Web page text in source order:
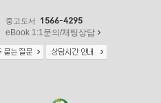
중고도서 1566-4295
eBook 1:1문의/채팅상담